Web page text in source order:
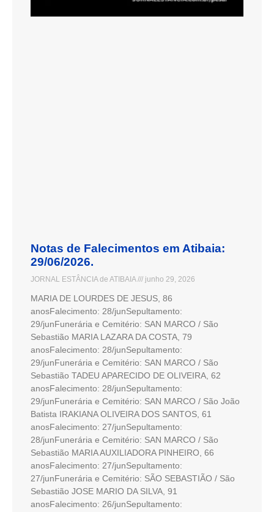
Notas de Falecimentos em Atibaia:
29/06/2026.
JORNAL ESTÂNCIA de ATIBAIA junho 29, 2026
MARIA DE LOURDES DE JESUS, 86
anosFalecimento: 28/junSepultamento:
29/junFunerária e Cemitério: SAN MARCO / São
Sebastião MARIA LAZARA DA COSTA, 79
anosFalecimento: 28/junSepultamento:
29/junFunerária e Cemitério: SAN MARCO / São
Sebastião TADEU APARECIDO DE OLIVEIRA, 62
anosFalecimento: 28/junSepultamento:
29/junFunerária e Cemitério: SAN MARCO / São João
Batista IRAKIANA OLIVEIRA DOS SANTOS, 61
anosFalecimento: 27/junSepultamento:
28/junFunerária e Cemitério: SAN MARCO / São
Sebastião MARIA AUXILIADORA PINHEIRO, 66
anosFalecimento: 27/junSepultamento:
27/junFunerária e Cemitério: SÃO SEBASTIÃO / São
Sebastião JOSE MARIO DA SILVA, 91
anosFalecimento: 26/junSepultamento: